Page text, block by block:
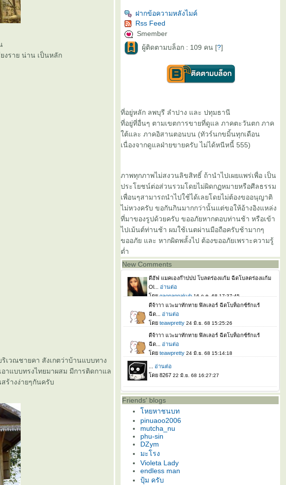
งราย น่าน เป็นหลัก
เวณชายคา สังเกตว่าบ้านแบบทาง
าแบบทรงไทยมาผสม มีการติดกาแล
ร้างง่ายๆกันครับ
ฝากข้อความหลังไมค์
Rss Feed
Smember
ผู้ติดตามบล็อก : 109 คน [?]
ที่อยู่หลัก ลพบุรี ลำปาง และ ปทุมธานี
ที่อยู่ที่อื่นๆ ตามเขตการขายที่ดูแล ภาคตะวันตก ภาค
ต้และ ภาคอิสานตอนบน (ทัวร์นกขมิ้นทุกเดือน
เนื่องจากดูแลฝ่ายขายครับ ไม่ได้หนีหนี้ 555)
ภาพทุกภาพไม่สงวนลิขสิทธิ์ ถ้านำไปเผยแพร่เพื่อ เป็น
ประโยชน์ต่อส่วนรวมโดยไม่ผิดกฏหมายหรือศีลธรรม
เพื่อนๆสามารถนำไปใช้ได้เลยโดยไม่ต้องขออนุญาติ
ไม่หวงครับ ขอกันกินมากกว่านั้นแต่ขอให้อ้างอิงแหล่ง
ที่มาของรูปด้วยครับ ขออภัยหากตอบท่านช้า หรือเข้า
ไปเม้นต์ท่านช้า ผมใช้เนตผ่านมือถือครับช้ามากๆ
ขออภัย และ หากผิดพลั้งไป ต้องขออภัยเพราะความรู้
ต่ำ
New Comments
Friends' blogs
หยหาชนบท
pinuaoo2006
mutcha_nu
phu-sin
DZym
มะโรง
Violeta Lady
endless man
ปุ้ม ครับ